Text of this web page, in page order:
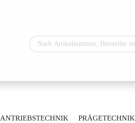
ANTRIEBSTECHNIK PRÄGETECHNIK